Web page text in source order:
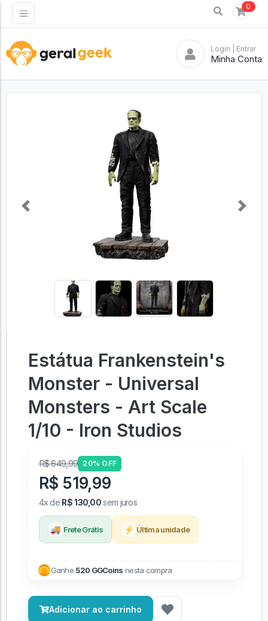
0
Login | Entrar
Minha Conta
Previous Next
Estátua Frankenstein's
Monster - Universal
Monsters - Art Scale
1/10 - Iron Studios
R$ 649,99 20% OFF
R$ 519,99
4x de R$ 130,00sem juros
🚚 Frete Grátis ⚡ Última unidade
Ganhe 520 GGCoins nesta compra
Adicionar ao carrinho